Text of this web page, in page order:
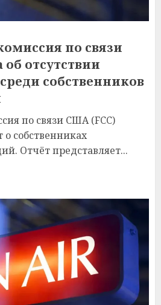
по связи
отсутствии
собственников
по связи США (FCC)
о собственниках
Отчёт представляет...